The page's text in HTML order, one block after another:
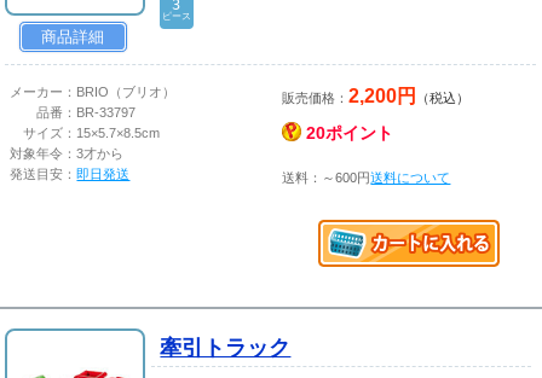
商品詳細
3
ピース
メーカー： BRIO（ブリオ）
品番： BR-33797
サイズ： 15×5.7×8.5cm
対象年令：3才から
発送目安： 即日発送
販売価格：2,200円 （税込）
20ポイント
送料：～600円送料について
牽引トラック